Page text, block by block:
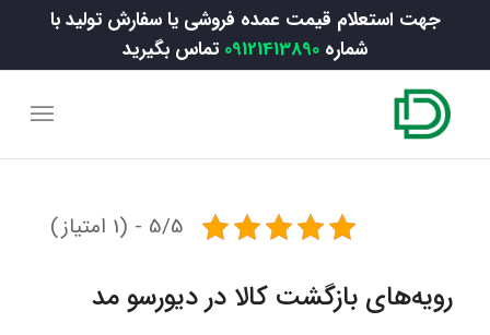
جهت استعلام قیمت عمده فروشی یا سفارش تولید با
شماره 09121413890 تماس بگیرید
5/5 - (1 امتیاز)
رویه‌های بازگشت کالا در دیورسو مد